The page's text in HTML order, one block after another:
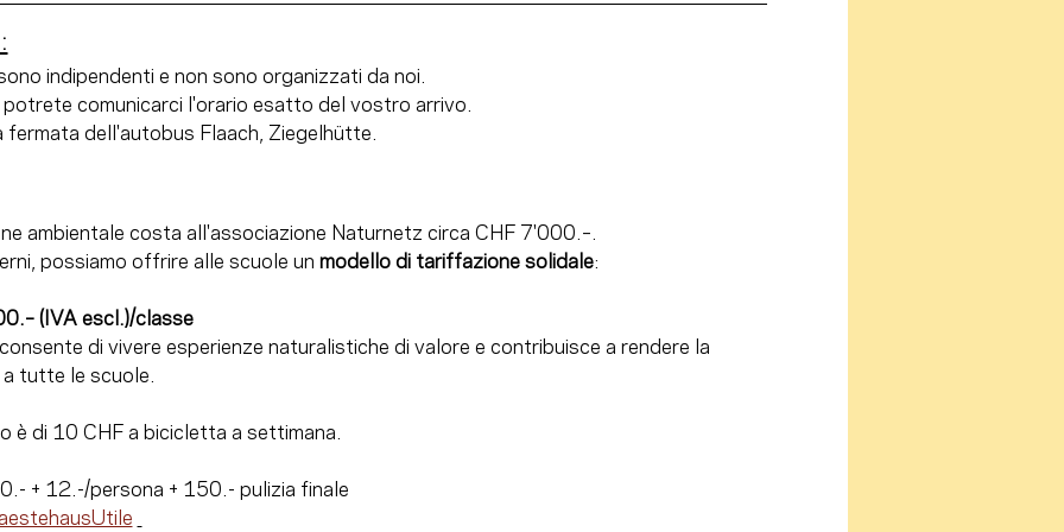
indipendenti e non sono organizzati da noi.
comunicarci l'orario esatto del vostro arrivo.
dell'autobus Flaach, Ziegelhütte.
ambientale costa all'associazione Naturnetz circa CHF 7'000.–.
possiamo offrire alle scuole un modello di tariffazione solidale:
(IVA escl.)/classe
di vivere esperienze naturalistiche di valore e contribuisce a rendere la
tutte le scuole.
è di 10 CHF a bicicletta a settimana.
+ 12.-/persona + 150.- pulizia finale